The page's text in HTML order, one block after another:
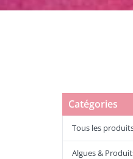
Catégories
Tous les
Algues &